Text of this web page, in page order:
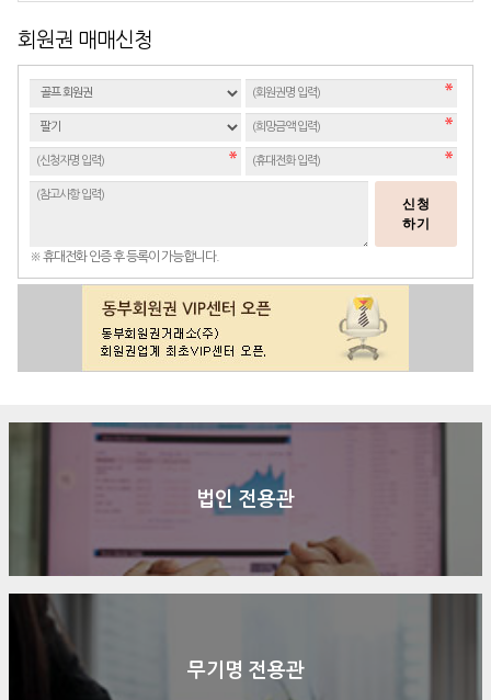
회원권 매매신청
신청
하기
※ 휴대전화 인증 후 등록이 가능합니다.
법인 전용관
무기명 전용관